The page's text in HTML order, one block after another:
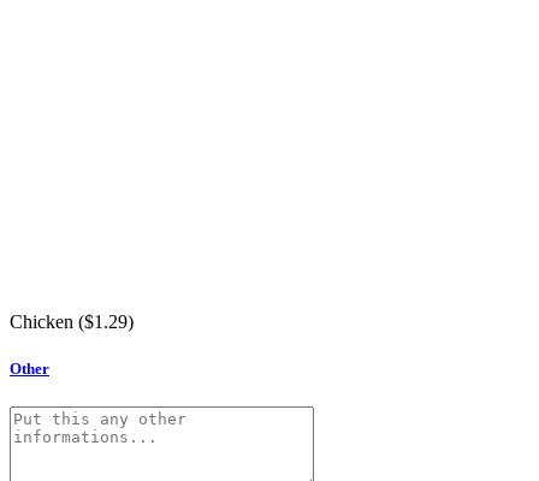
Chicken ($1.29)
Other